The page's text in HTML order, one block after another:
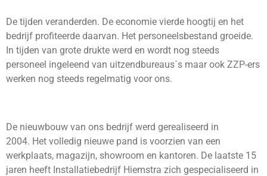
De tijden veranderden. De economie vierde hoogtij en het
bedrijf profiteerde daarvan. Het personeelsbestand groeide.
In tijden van grote drukte werd en wordt nog steeds
personeel ingeleend van uitzendbureaus´s maar ook ZZP-ers
werken nog steeds regelmatig voor ons.
De nieuwbouw van ons bedrijf werd gerealiseerd in
2004. Het volledig nieuwe pand is voorzien van een
werkplaats, magazijn, showroom en kantoren. De laatste 15
jaren heeft Installatiebedrijf Hiemstra zich gespecialiseerd in